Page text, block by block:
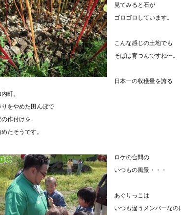
見てみると石が
ゴロゴロしています。
こんな感じの土地でも
そばは育つんですね〜。
日本一の収穫量を誇る
町。
りをやめた田んぼで
の作付けを
めたそうです。
ロケの合間の
いつもの風景・・・
あぐりっこは
いつも違うメンバーなの